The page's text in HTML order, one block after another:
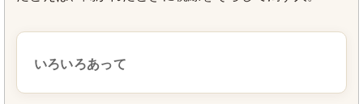
いろいろあって